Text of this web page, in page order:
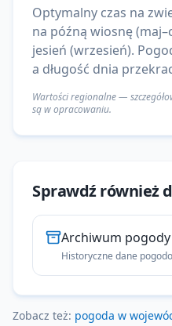
Optymalny czas na
na późną wiosnę
jesień (wrzesień).
a długość dnia
Wartości regionalne —
są w opracowaniu.
Sprawdź również
Archiwum pogody
Historyczne dane
Zobacz też: pogoda w